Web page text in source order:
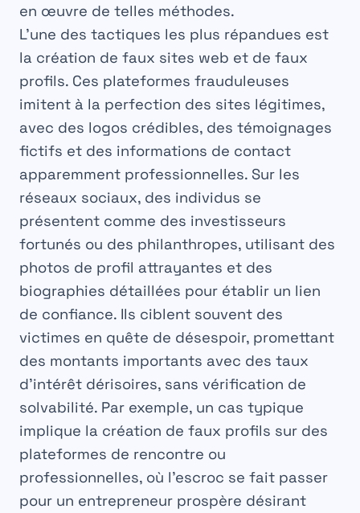
en œuvre de telles méthodes.
L’une des tactiques les plus répandues est
la création de faux sites web et de faux
profils. Ces plateformes frauduleuses
imitent à la perfection des sites légitimes,
avec des logos crédibles, des témoignages
fictifs et des informations de contact
apparemment professionnelles. Sur les
réseaux sociaux, des individus se
présentent comme des investisseurs
fortunés ou des philanthropes, utilisant des
photos de profil attrayantes et des
biographies détaillées pour établir un lien
de confiance. Ils ciblent souvent des
victimes en quête de désespoir, promettant
des montants importants avec des taux
d’intérêt dérisoires, sans vérification de
solvabilité. Par exemple, un cas typique
implique la création de faux profils sur des
plateformes de rencontre ou
professionnelles, où l’escroc se fait passer
pour un entrepreneur prospère désirant